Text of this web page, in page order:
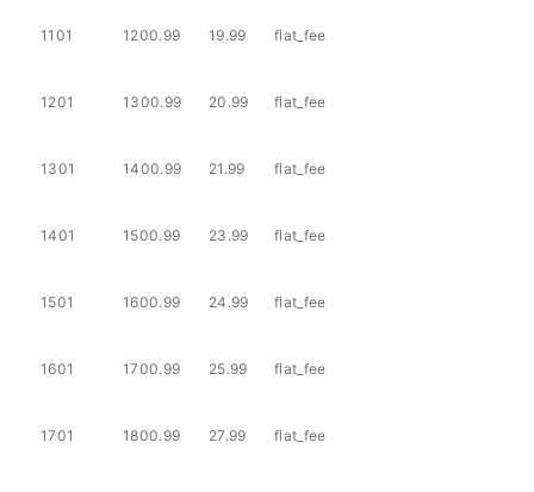
1101 1200.99 19.99 flat_fee
1201 1300.99 20.99 flat_fee
1301 1400.99 21.99 flat_fee
1401 1500.99 23.99 flat_fee
1501 1600.99 24.99 flat_fee
1601 1700.99 25.99 flat_fee
1701 1800.99 27.99 flat_fee